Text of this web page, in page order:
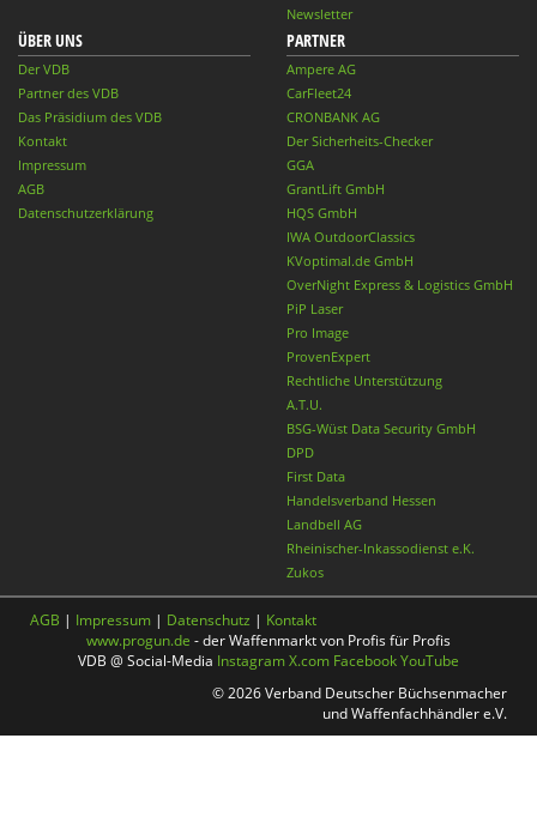
Newsletter
ÜBER UNS
Der VDB
Partner des VDB
Das Präsidium des VDB
Kontakt
Impressum
AGB
Datenschutzerklärung
PARTNER
Ampere AG
CarFleet24
CRONBANK AG
Der Sicherheits-Checker
GGA
GrantLift GmbH
HQS GmbH
IWA OutdoorClassics
KVoptimal.de GmbH
OverNight Express & Logistics GmbH
PiP Laser
Pro Image
ProvenExpert
Rechtliche Unterstützung
A.T.U.
BSG-Wüst Data Security GmbH
DPD
First Data
Handelsverband Hessen
Landbell AG
Rheinischer-Inkassodienst e.K.
Zukos
AGB | Impressum | Datenschutz | Kontakt
www.progun.de - der Waffenmarkt von Profis für Profis
VDB @ Social-Media InstagramX.com FacebookYouTube
© 2026 Verband Deutscher Büchsenmacher
und Waffenfachhändler e.V.